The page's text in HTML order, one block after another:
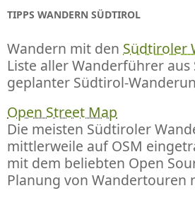
TIPPS WANDERN SÜDTIROL
Wandern mit den Südtiroler
Liste aller Wanderführer
geplanter Südtirol-
Open Street Map
Die meisten Südtiroler
mittlerweile auf OSM
mit dem beliebten Open
Planung von Wandertouren